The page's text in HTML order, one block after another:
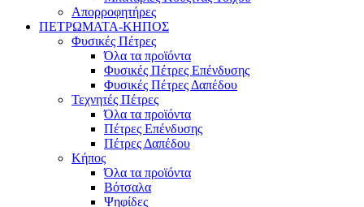
Απορροφητήρες
ΠΕΤΡΩΜΑΤΑ-ΚΗΠΟΣ
Φυσικές Πέτρες
Όλα τα προϊόντα
Φυσικές Πέτρες Επένδυσης
Φυσικές Πέτρες Δαπέδου
Τεχνητές Πέτρες
Όλα τα προϊόντα
Πέτρες Επένδυσης
Πέτρες Δαπέδου
Κήπος
Όλα τα προϊόντα
Βότσαλα
Ψηφίδες